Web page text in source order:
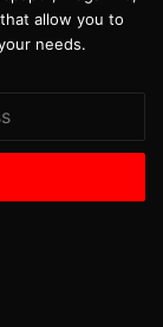
allow you to
needs.